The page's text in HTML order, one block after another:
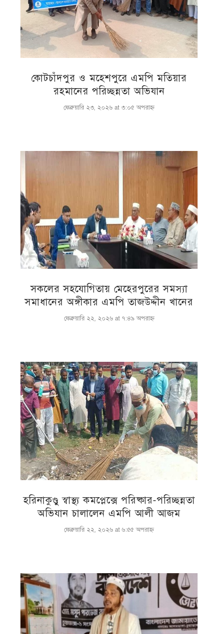
কোটচাঁদপুর ও মহেশপুরে এমপি মতিয়ার
রহমানের পরিচ্ছন্নতা অভিযান
ফেব্রুয়ারি ২৩, ২০২৬ at ৩:০৫ অপরাহ্ণ
সকলের সহযোগিতায় মেহেরপুরের সমস্যা
সমাধানের অঙ্গীকার এমপি তাজউদ্দীন খানের
ফেব্রুয়ারি ২২, ২০২৬ at ৭:৪৯ অপরাহ্ণ
হরিনাকুণ্ডু স্বাস্থ্য কমপ্লেক্সে পরিষ্কার-পরিচ্ছন্নতা
অভিযান চালালেন এমপি আলী আজম
ফেব্রুয়ারি ২২, ২০২৬ at ৬:৫৫ অপরাহ্ণ